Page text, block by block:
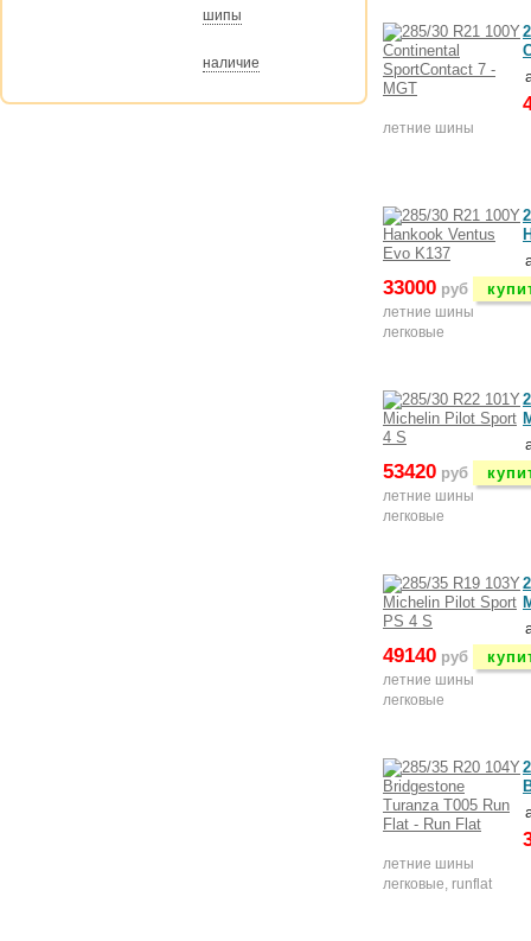
шипы
наличие
летние шины
33000 руб
летние шины
легковые
53420 руб
летние шины
легковые
49140 руб
летние шины
легковые
летние шины
легковые, runflat